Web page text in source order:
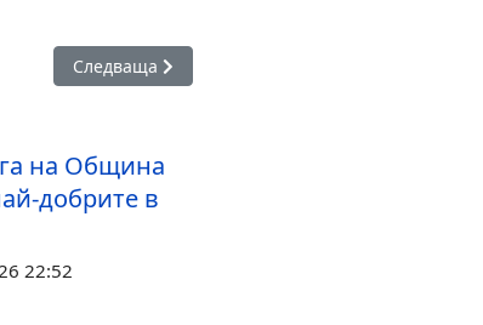
и съставните селища на Бургас
Следваща статия: Затварят за два часа
Следваща
на Община
добрите в
22:52